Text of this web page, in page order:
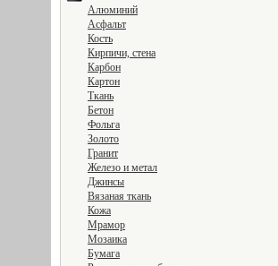
Алюминий
Асфальт
Кость
Кирпичи, стена
Карбон
Картон
Ткань
Бетон
Фольга
Золото
Гранит
Железо и метал
Джинсы
Вязаная ткань
Кожа
Мрамор
Мозаика
Бумага